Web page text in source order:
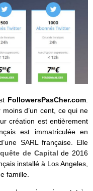
FollowersPasCher.com
d’un cent, ce qui ne
création est entièrement
est immatriculée en
SARL française. Elle
de Capital de 2016
installé à Los Angeles,
famille.